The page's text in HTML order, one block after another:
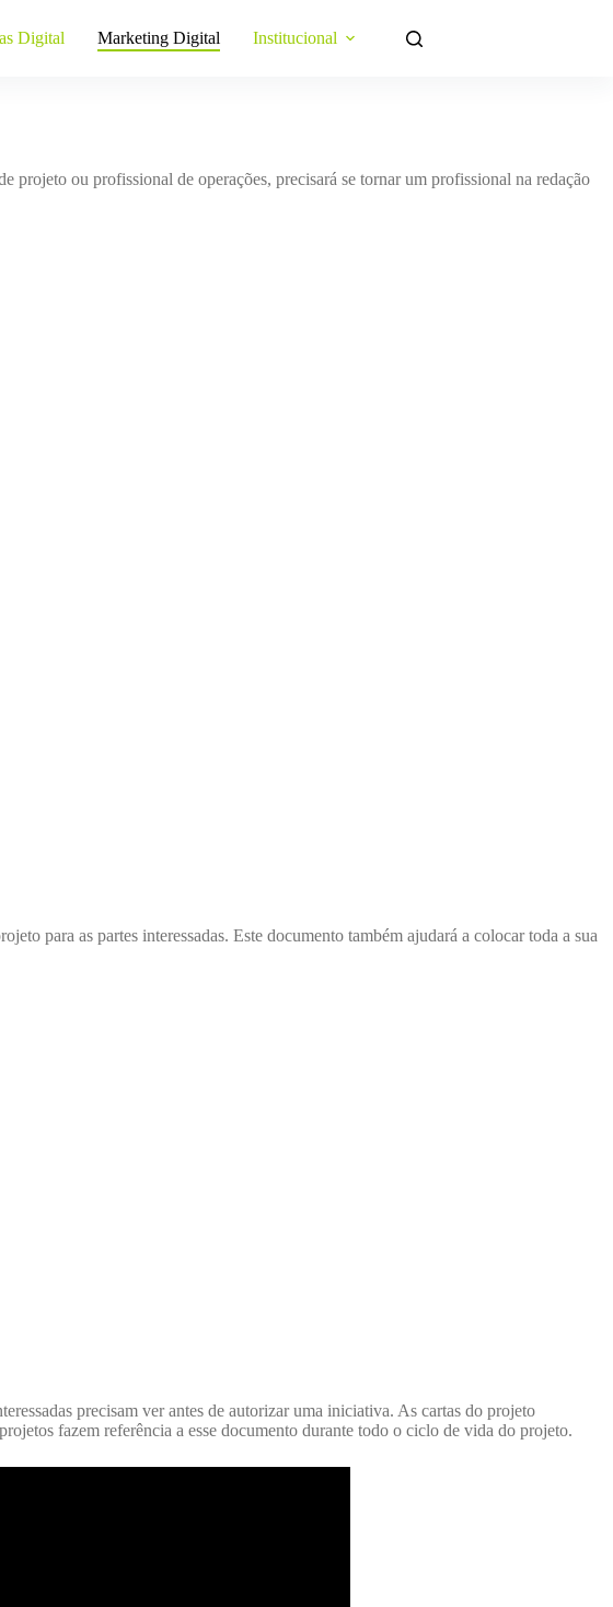
Digital Marketing Digital Institucional
ou profissional de operações, precisará se tornar um profissional na redação
para as partes interessadas. Este documento também ajudará a colocar toda a sua
precisam ver antes de autorizar uma iniciativa. As cartas do projeto
fazem referência a esse documento durante todo o ciclo de vida do projeto.